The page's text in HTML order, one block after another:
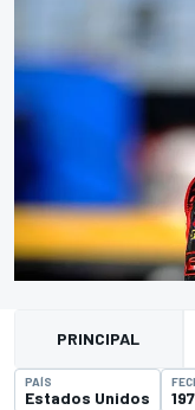
PRINCIPAL
PAÍS
Estados Unidos